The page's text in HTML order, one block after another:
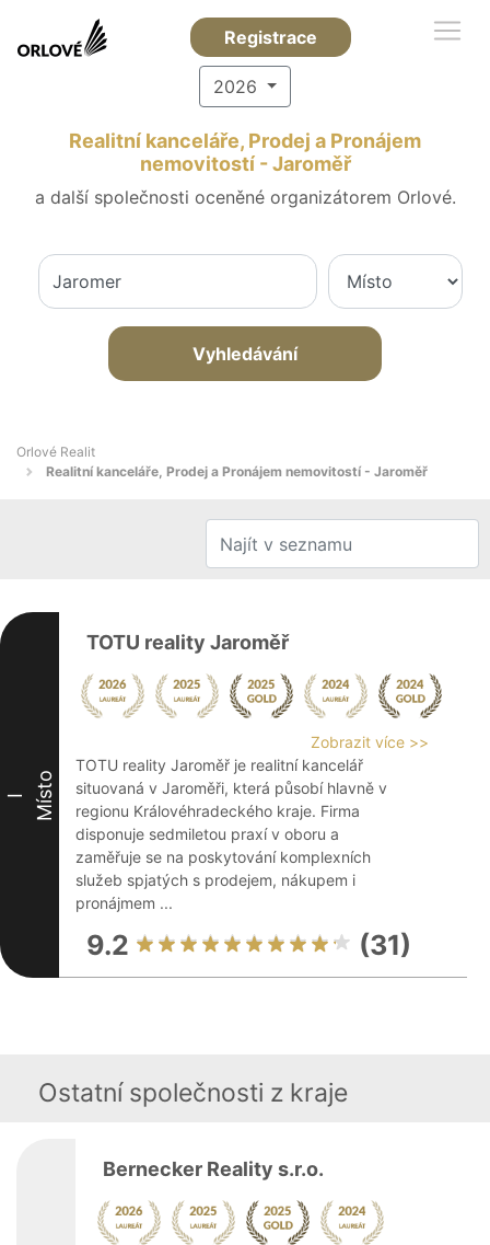
Registrace
2026
Realitní kanceláře, Prodej a Pronájem
nemovitostí - Jaroměř
a další společnosti oceněné organizátorem Orlové.
Vyhledávání
Orlové Realit
Realitní kanceláře, Prodej a Pronájem nemovitostí - Jaroměř
I Místo
TOTU reality Jaroměř
Zobrazit více >>
TOTU reality Jaroměř je realitní kancelář
situovaná v Jaroměři, která působí hlavně v
regionu Královéhradeckého kraje. Firma
disponuje sedmiletou praxí v oboru a
zaměřuje se na poskytování komplexních
služeb spjatých s prodejem, nákupem i
pronájmem ...
9.2 (31)
Ostatní společnosti z kraje
Bernecker Reality s.r.o.